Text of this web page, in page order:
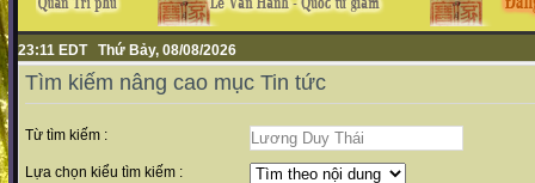
23:11 EDT Thứ Bảy, 08/08/2026
Tìm kiếm nâng cao mục Tin tức
Từ tìm kiếm :
Lựa chọn kiểu tìm kiếm :